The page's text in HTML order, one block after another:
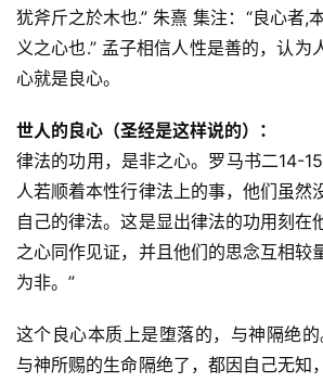
犹斧斤之於木也.” 朱熹 集注：“良心者,
义之心也.” 孟子相信人性是善的，认为
心就是良心。
世人的良心（圣经是这样说的）：
律法的功用，是非之心。罗马书二14-
人若顺着本性行律法上的事，他们虽然
自己的律法。这是显出律法的功用刻在
之心同作见证，并且他们的思念互相较
为非。”
这个良心本质上是堕落的，与神隔绝的
与神所赐的生命隔绝了，都因自己无知